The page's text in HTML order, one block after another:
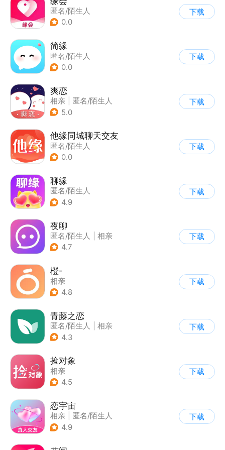
匿名/陌生人
0.0
下载
简缘
匿名/陌生人
0.0
下载
爽恋
相亲
匿名/陌生人
5.0
下载
他缘同城聊天交友
匿名/陌生人
0.0
下载
聊缘
匿名/陌生人
4.9
下载
夜聊
匿名/陌生人
相亲
4.7
下载
橙-
相亲
4.8
下载
青藤之恋
匿名/陌生人
相亲
4.3
下载
捡对象
相亲
4.5
下载
恋宇宙
相亲
匿名/陌生人
4.9
下载